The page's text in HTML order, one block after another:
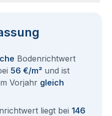
Bodenrichtwert
56 €/m² und ist
Vorjahr gleich
liegt bei 146